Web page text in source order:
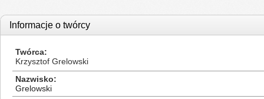
Informacje o twórcy
Twórca
Krzysztof Grelowski
Nazwisko
Grelowski